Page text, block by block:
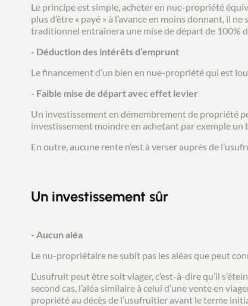
Le principe est simple, acheter en nue-propriété
plus d’être « payé » à l’avance en moins donnant, il
traditionnel entraînera une mise de départ de 100%
- Déduction des intérêts d’emprunt
Le financement d’un bien en nue-propriété qui est
- Faible mise de départ avec effet levier
Un investissement en démembrement de propriété
investissement moindre en achetant par exemple un
En outre, aucune rente n’est à verser auprès de
Un investissement sûr
- Aucun aléa
Le nu-propriétaire ne subit pas les aléas que peut
L’usufruit peut être soit viager, c’est-à-dire qu’il
second cas, l’aléa similaire à celui d’une vente en
propriété au décès de l’usufruitier avant le terme